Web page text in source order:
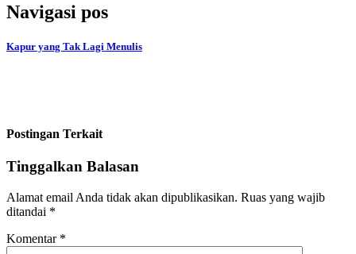
Navigasi pos
Kapur yang Tak Lagi Menulis
Postingan Terkait
Tinggalkan Balasan
Alamat email Anda tidak akan dipublikasikan. Ruas yang wajib
ditandai *
Komentar *